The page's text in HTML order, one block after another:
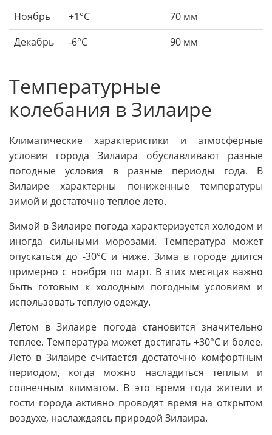
Ноябрь
+1°C
70 мм
Декабрь
-6°C 90 мм
Температурные
колебания в Зилаире
Климатические характеристики и атмосферные
условия города Зилаира обуславливают разные
погодные условия в разные периоды года. В
Зилаире характерны пониженные температуры
зимой и достаточно теплое лето.
Зимой в Зилаире погода характеризуется холодом и
иногда сильными морозами. Температура может
опускаться до -30°C и ниже. Зима в городе длится
примерно с ноября по март. В этих месяцах важно
быть готовым к холодным погодным условиям и
использовать теплую одежду.
Летом в Зилаире погода становится значительно
теплее. Температура может достигать +30°C и более.
Лето в Зилаире считается достаточно комфортным
периодом, когда можно насладиться теплым и
солнечным климатом. В это время года жители и
гости города активно проводят время на открытом
воздухе, наслаждаясь природой Зилаира.